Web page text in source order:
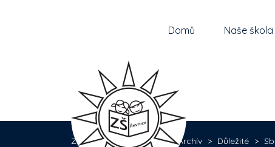
Domů Naše škola
Základní škola Řevnice > Archív > Důležité >